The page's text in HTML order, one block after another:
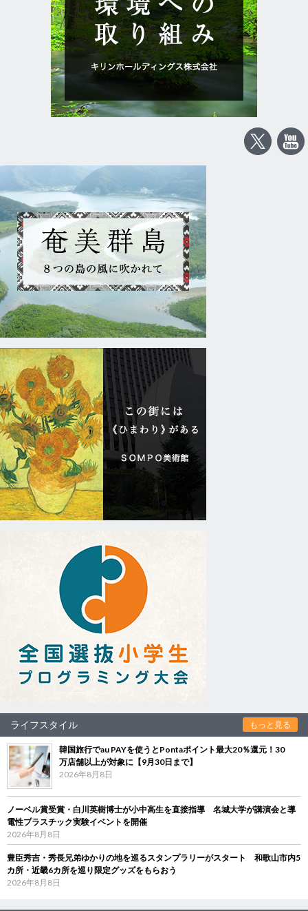
ライフスタイル もっと見る
韓国旅行でau PAYを使うとPontaポイント最大20％還元！30
万店舗以上が対象に【9月30日まで】
2026年8月8日
ノーベル賞受賞・白川英樹博士が小中高生を直接指導 名城大学が講演会と導
電性プラスチック実験イベントを開催
2026年8月8日
豊臣秀吉・秀長兄弟ゆかりの地を巡るスタンプラリーがスタート 和歌山市内5
カ所・近畿6カ所を巡り限定グッズをもらおう
2026年8月8日